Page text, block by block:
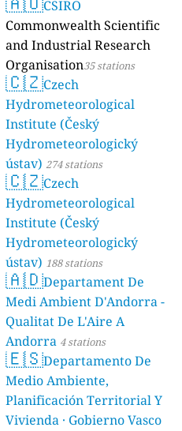
CSIRO
Commonwealth Scientific
and Industrial Research
Organisation35 stations
🇨🇿Czech
Hydrometeorological
Institute (Český
Hydrometeorologický
ústav) 274 stations
🇨🇿Czech
Hydrometeorological
Institute (Český
Hydrometeorologický
ústav) 188 stations
🇦🇩Departament De
Medi Ambient D'Andorra -
Qualitat De L'Aire A
Andorra 4 stations
🇪🇸Departamento De
Medio Ambiente,
Planificación Territorial Y
Vivienda · Gobierno Vasco